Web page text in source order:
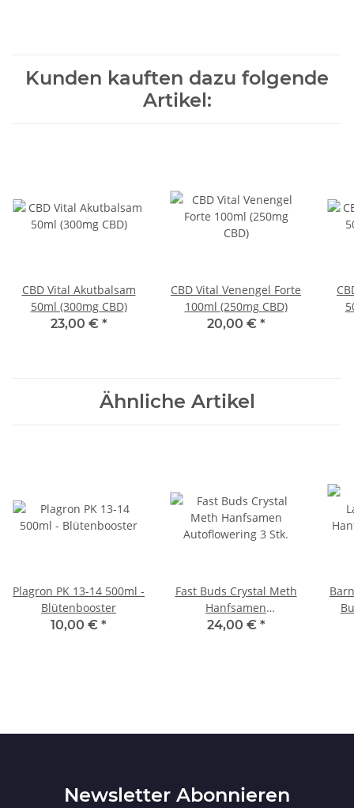
Kunden kauften dazu folgende
Artikel:
CBD Vital Akutbalsam
50ml (300mg CBD)
23,00 € *
CBD Vital Venengel Forte
100ml (250mg CBD)
20,00 € *
Ähnliche Artikel
Plagron PK 13-14 500ml -
Blütenbooster
10,00 € *
Fast Buds Crystal Meth
Hanfsamen
Autoflowering 3 Stk.
24,00 € *
Newsletter Abonnieren